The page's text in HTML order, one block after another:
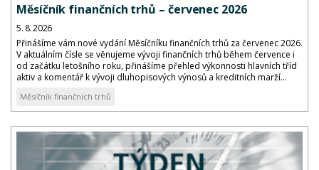
Měsíčník finančních trhů – červenec 2026
5. 8. 2026
Přinášíme vám nové vydání Měsíčníku finančních trhů za červenec 2026.
V aktuálním čísle se věnujeme vývoji finančních trhů během července i
od začátku letošního roku, přinášíme přehled výkonnosti hlavních tříd
aktiv a komentář k vývoji dluhopisových výnosů a kreditních marží...
Měsíčník finančních trhů